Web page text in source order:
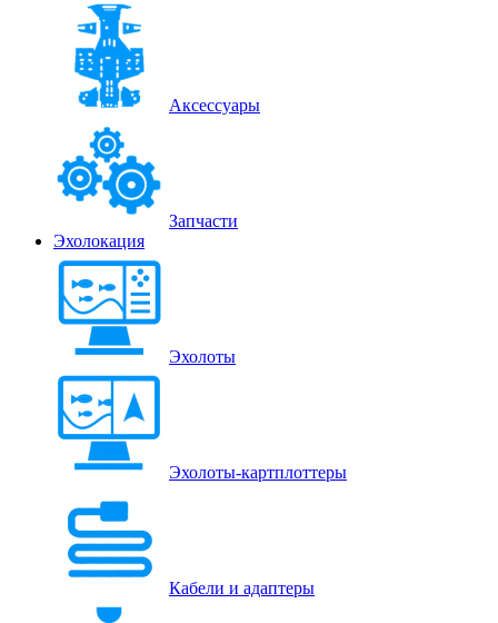
Аксессуары
Запчасти
Эхолокация
Эхолоты
Эхолоты-картплоттеры
Кабели и адаптеры